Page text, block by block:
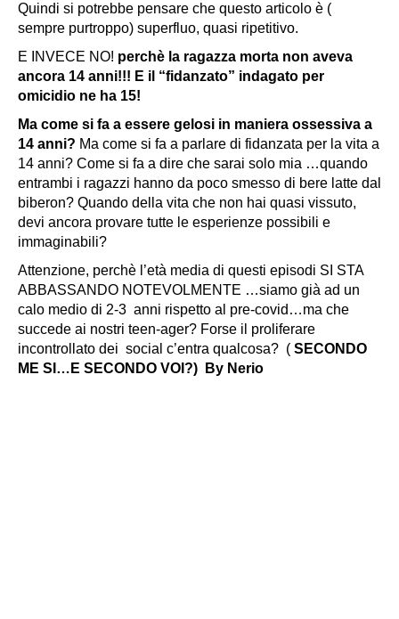
Quindi si potrebbe pensare che questo articolo è (
sempre purtroppo) superfluo, quasi ripetitivo.
E INVECE NO! perchè la ragazza morta non aveva
ancora 14 anni!!! E il “fidanzato” indagato per
omicidio ne ha 15!
Ma come si fa a essere gelosi in maniera ossessiva a
14 anni? Ma come si fa a parlare di fidanzata per la vita a
14 anni? Come si fa a dire che sarai solo mia …quando
entrambi i ragazzi hanno da poco smesso di bere latte dal
biberon? Quando della vita che non hai quasi vissuto,
devi ancora provare tutte le esperienze possibili e
immaginabili?
Attenzione, perchè l’età media di questi episodi SI STA
ABBASSANDO NOTEVOLMENTE …siamo già ad un
calo medio di 2-3 anni rispetto al pre-covid…ma che
succede ai nostri teen-ager? Forse il proliferare
incontrollato dei social c’entra qualcosa? ( SECONDO
ME SI…E SECONDO VOI?) By Nerio